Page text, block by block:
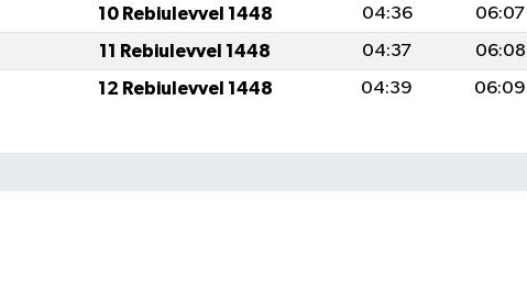
10 Rebiulevvel 1448 04:36 06:07
11 Rebiulevvel 1448 04:37 06:08
12 Rebiulevvel 1448 04:39 06:09